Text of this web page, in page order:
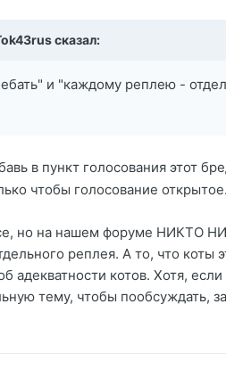
сказал:
и "каждому реплею -
в пункт голосования этот
чтобы голосование открытое.
но на нашем форуме НИКТО
реплея. А то, что коты
адекватности котов. Хотя,
тему, чтобы пообсуждать,